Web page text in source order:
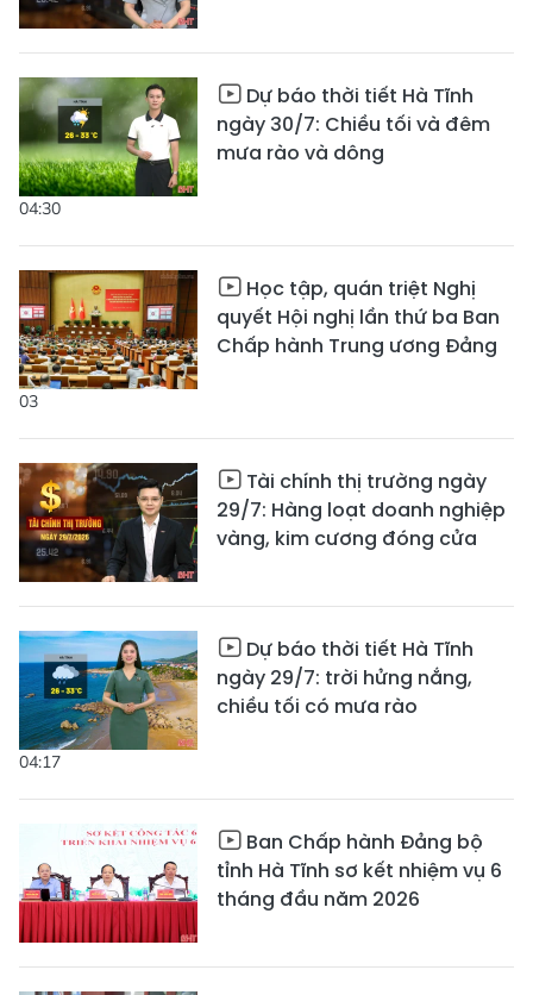
04:30
Dự báo thời tiết Hà Tĩnh
ngày 30/7: Chiều tối và đêm
mưa rào và dông
03
Học tập, quán triệt Nghị
quyết Hội nghị lần thứ ba Ban
Chấp hành Trung ương Đảng
Tài chính thị trường ngày
29/7: Hàng loạt doanh nghiệp
vàng, kim cương đóng cửa
04:17
Dự báo thời tiết Hà Tĩnh
ngày 29/7: trời hửng nắng,
chiều tối có mưa rào
Ban Chấp hành Đảng bộ
tỉnh Hà Tĩnh sơ kết nhiệm vụ 6
tháng đầu năm 2026